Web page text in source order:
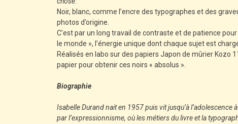
Noir, blanc, comme l’encre des typographes et des
photos d’origine.
C’est par un long travail de contraste et de patience
le monde », l’énergie unique dont chaque sujet est
Réalisés en labo sur des papiers Japon de mûrier Kozo
papier pour obtenir ces noirs « absolus ».
Biographie
Isabelle Durand nait en 1957 puis vit jusqu’à
par l’expressionnisme, où les métiers du livre et la